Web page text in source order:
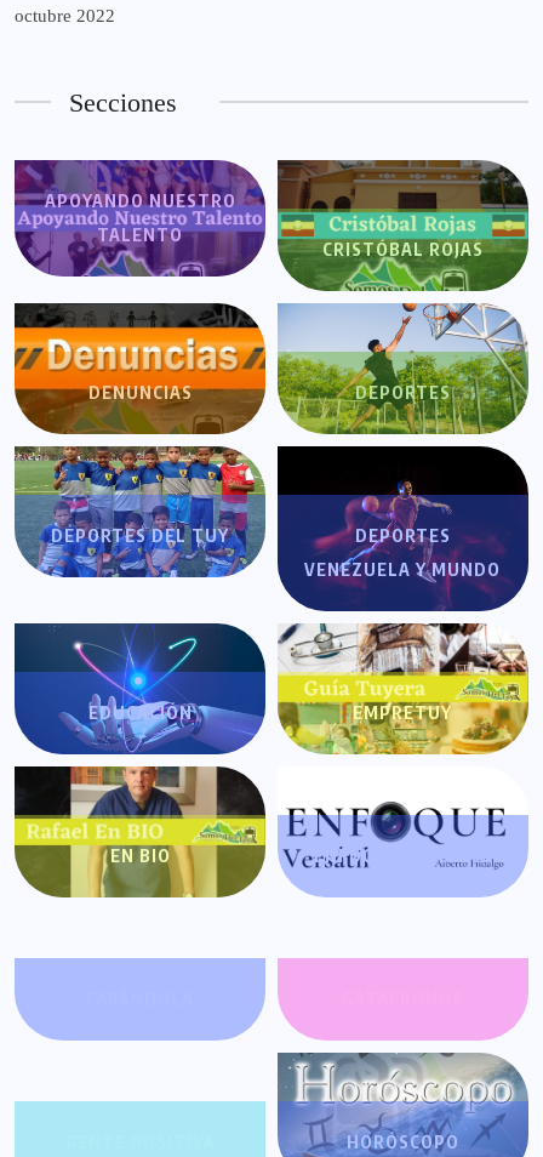
octubre 2022
Secciones
APOYANDO NUESTRO
TALENTO
CRISTÓBAL ROJAS
DENUNCIAS DEPORTES
DEPORTES DEL TUY
DEPORTES
VENEZUELA Y MUNDO
EDUCACIÓN EMPRETUY
EN BIO ENFOQUE VERSÁTIL
HORÓSCOPO